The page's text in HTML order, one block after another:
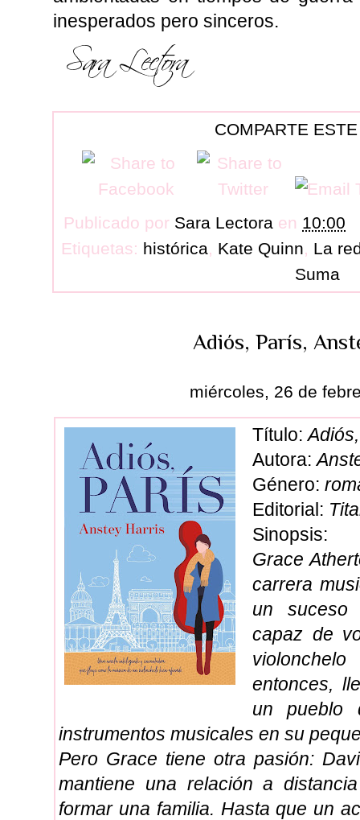
inesperados pero sinceros.
COMPARTE
Publicado por Sara Lectora en 10:00
Etiquetas: histórica, Kate Quinn, La
Suma
Adiós, París,
miércoles, 26 de
Título:
Autora:
Género:
Editorial:
Sinopsis:
Grace
carrera
un suceso
capaz de
entonces,
un pueblo
instrumentos musicales en su
Pero Grace tiene otra pasión:
mantiene una relación a
formar una familia. Hasta que un